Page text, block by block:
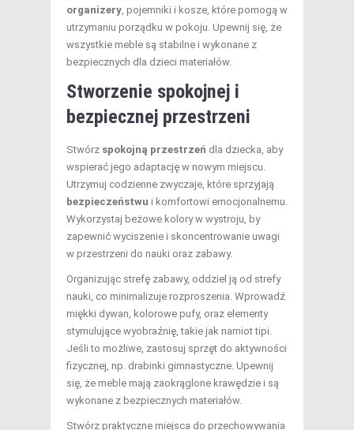
organizery, pojemniki i kosze, które pomogą w
utrzymaniu porządku w pokoju. Upewnij się, że
wszystkie meble są stabilne i wykonane z
bezpiecznych dla dzieci materiałów.
Stworzenie spokojnej i
bezpiecznej przestrzeni
Stwórz spokojną przestrzeń dla dziecka, aby
wspierać jego adaptację w nowym miejscu.
Utrzymuj codzienne zwyczaje, które sprzyjają
bezpieczeństwu i komfortowi emocjonalnemu.
Wykorzystaj beżowe kolory w wystroju, by
zapewnić wyciszenie i skoncentrowanie uwagi
w przestrzeni do nauki oraz zabawy.
Organizując strefę zabawy, oddziel ją od strefy
nauki, co minimalizuje rozproszenia. Wprowadź
miękki dywan, kolorowe pufy, oraz elementy
stymulujące wyobraźnię, takie jak namiot tipi.
Jeśli to możliwe, zastosuj sprzęt do aktywności
fizycznej, np. drabinki gimnastyczne. Upewnij
się, że meble mają zaokrąglone krawędzie i są
wykonane z bezpiecznych materiałów.
Stwórz praktyczne miejsca do przechowywania